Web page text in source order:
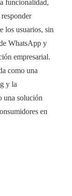
funcionalidad,
los usuarios, sin
WhatsApp y
empresarial.
como una
y la
una solución
en